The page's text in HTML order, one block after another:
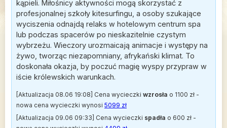
kąpieli. Miłośnicy aktywności mogą skorzystać z
profesjonalnej szkoły kitesurfingu, a osoby szukające
wyciszenia odnajdą relaks w hotelowym centrum spa
lub podczas spacerów po nieskazitelnie czystym
wybrzeżu. Wieczory urozmaicają animacje i występy na
żywo, tworząc niezapomniany, afrykański klimat. To
doskonała okazja, by poczuć magię wyspy przypraw w
iście królewskich warunkach.
[Aktualizacja 08.06 19:08] Cena wycieczki wzrosła o 1100 zł -
nowa cena wycieczki wynosi 5099 zł
[Aktualizacja 09.06 09:33] Cena wycieczki spadła o 600 zł -